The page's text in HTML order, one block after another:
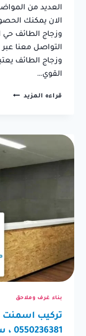
العديد من
الان يمكنك
وزجاج الطائف حي
التواصل معنا عبر
وزجاج الطائف
القوي…
قراءه المزيد تركيب
ت:
مجالس
بناء غرف وملاحق
تركيب اسمنت